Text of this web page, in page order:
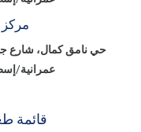
مركز
حي نامق كمال، شارع
عمرانية/
قائمة